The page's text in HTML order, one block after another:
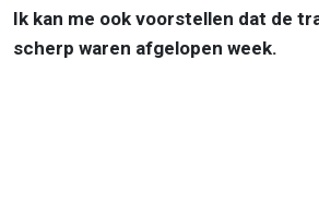
Ik kan me ook voorstellen dat de
scherp waren afgelopen week.